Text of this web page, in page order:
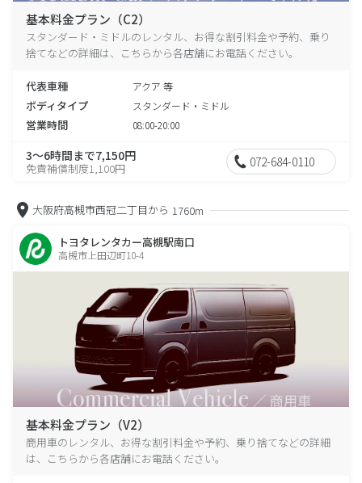
基本料金プラン（C2）
スタンダード・ミドルのレンタル、お得な割引料金や予約、乗り
捨てなどの詳細は、こちらから各店舗にお電話ください。
代表車種 アクア 等
ボディタイプ スタンダード・ミドル
営業時間 08:00-20:00
3～6時間まで7,150円
免責補償制度1,100円 072-684-0110
大阪府高槻市西冠二丁目から 1760m
トヨタレンタカー高槻駅南口
高槻市上田辺町10-4
基本料金プラン（V2）
商用車のレンタル、お得な割引料金や予約、乗り捨てなどの詳細
は、こちらから各店舗にお電話ください。